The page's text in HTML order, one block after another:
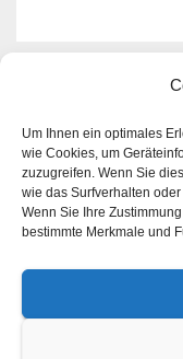
Um Ihnen ein optimales
wie Cookies, um
zuzugreifen. Wenn Sie
wie das Surfverhalten
Wenn Sie Ihre
bestimmte Merkmale und
Rund um
Aktuelle Infos zu